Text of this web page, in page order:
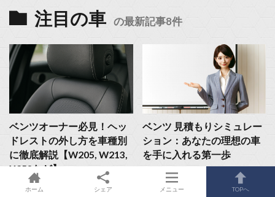
注目の車 の最新記事8件
ベンツオーナー必見！ヘッ
ドレストの外し方を車種別
に徹底解説【W205, W213,
X253など】
ベンツ 見積もりシミュレー
ション：あなたの理想の車
を手に入れる第一歩
ホーム シェア メニュー TOPへ